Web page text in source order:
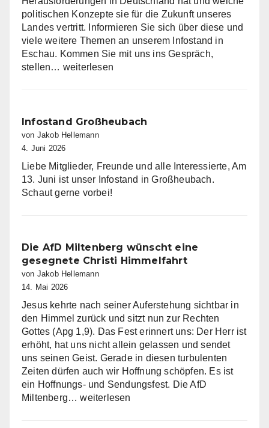
politischen Konzepte sie für die Zukunft unseres
Landes vertritt. Informieren Sie sich über diese und
viele weitere Themen an unserem Infostand in
Eschau. Kommen Sie mit uns ins Gespräch,
stellen… Infostand
weiterlesen
Infostand Großheubach
von Jakob Hellemann
4. Juni 2026
Liebe Mitglieder, Freunde und alle Interessierte, Am
13. Juni ist unser Infostand in Großheubach.
Schaut gerne vorbei!
Die AfD Miltenberg wünscht eine
gesegnete Christi Himmelfahrt
von Jakob Hellemann
14. Mai 2026
Jesus kehrte nach seiner Auferstehung sichtbar in
den Himmel zurück und sitzt nun zur Rechten
Gottes (Apg 1,9). Das Fest erinnert uns: Der Herr ist
erhöht, hat uns nicht allein gelassen und sendet
uns seinen Geist. Gerade in diesen turbulenten
Zeiten dürfen auch wir Hoffnung schöpfen. Es ist
ein Hoffnungs- und Sendungsfest. Die AfD
Miltenberg…Die
weiterlesen